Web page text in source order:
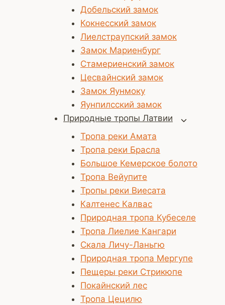
Добельский замок
Кокнесский замок
Лиелстраупский замок
Замок Мариенбург
Стамериенский замок
Цесвайнский замок
Замок Яунмоку
Яунпилсский замок
Природные тропы Латвии
Тропа реки Амата
Тропа реки Брасла
Большое Кемерское болото
Тропа Вейупите
Тропы реки Виесата
Калтенес Калвас
Природная тропа Кубеселе
Тропа Лиелие Кангари
Скала Личу-Ланьгю
Природная тропа Мергупе
Пещеры реки Стрикюпе
Покайнский лес
Тропа Цецилю